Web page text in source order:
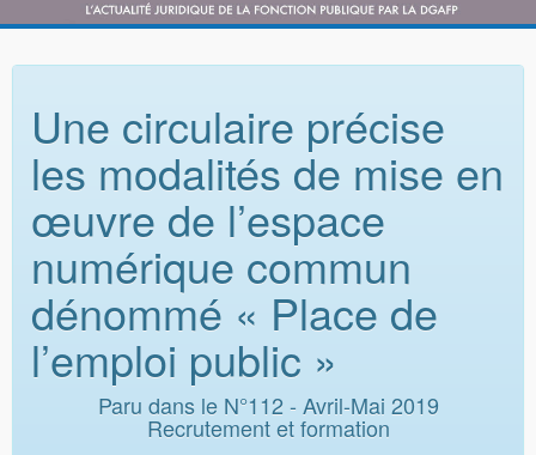
Une circulaire précise
les modalités de mise en
œuvre de l’espace
numérique commun
dénommé « Place de
l’emploi public »
Paru dans le N°112 - Avril-Mai 2019
Recrutement et formation